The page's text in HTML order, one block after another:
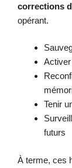
corrections
opérant.
Activer
Tenir
futurs
À terme, ces